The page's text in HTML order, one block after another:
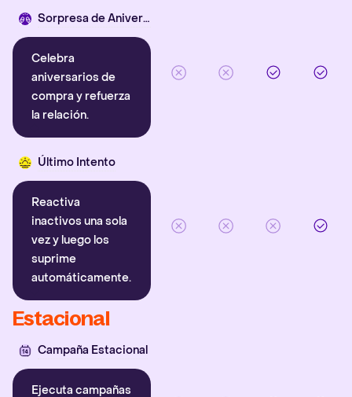
Sorpresa de Aniversario
Celebra
aniversarios de
compra y refuerza
la relación.
Último Intento
Reactiva
inactivos una sola
vez y luego los
suprime
automáticamente.
Estacional
Campaña Estacional
Ejecuta campañas